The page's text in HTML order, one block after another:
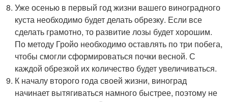
Уже осенью в первый год жизни вашего виноградного
куста необходимо будет делать обрезку. Если все
сделать грамотно, то развитие лозы будет хорошим.
По методу Гройо необходимо оставлять по три побега,
чтобы смогли сформироваться почки весной. С
каждой обрезкой их количество будет увеличиваться.
К началу второго года своей жизни, виноград
начинает вытягиваться намного быстрее, поэтому не